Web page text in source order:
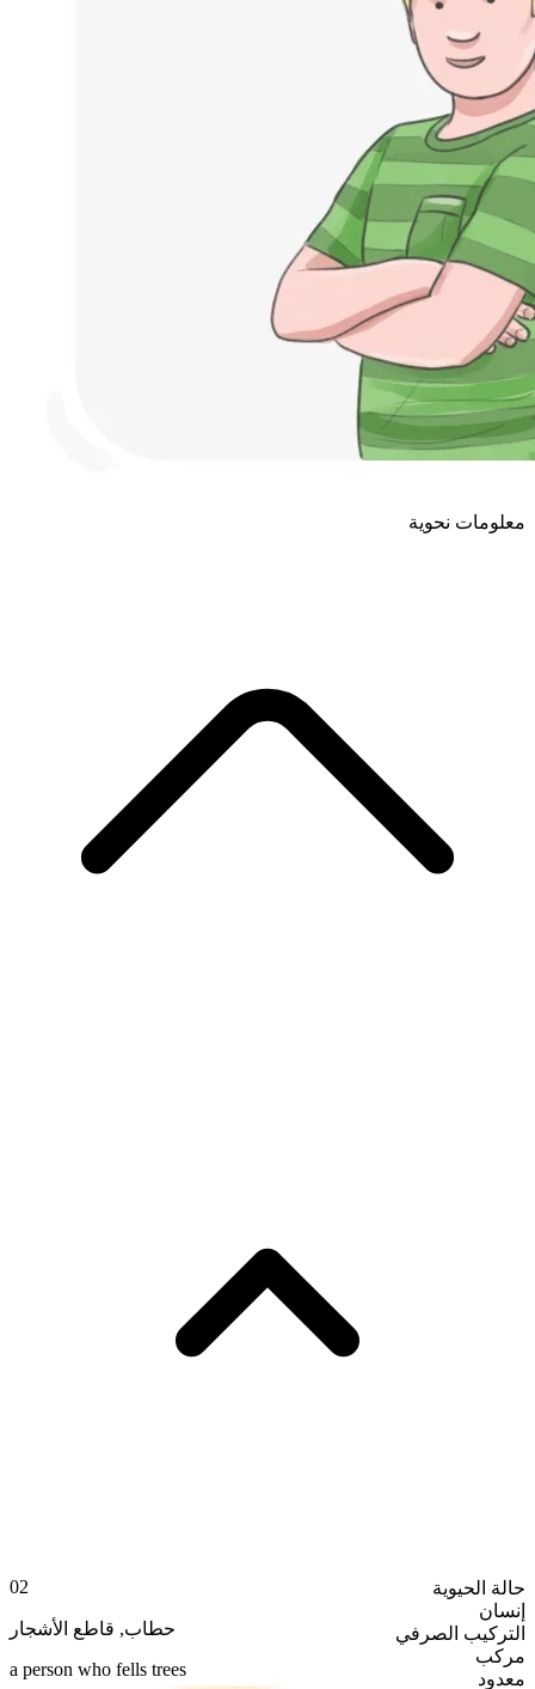
معلومات نحوية
حالة الحيوية
إنسان
التركيب الصرفي
مركب
معدود
02
حطاب, قاطع الأشجار
a person who fells trees